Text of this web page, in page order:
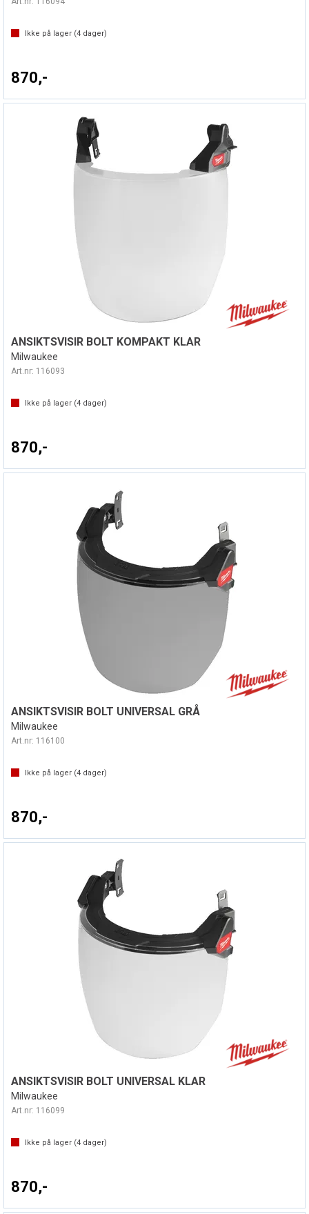
Ikke på lager (4 dager)
870,-
ANSIKTSVISIR BOLT KOMPAKT KLAR
Milwaukee
Art.nr: 116093
Ikke på lager (4 dager)
870,-
ANSIKTSVISIR BOLT UNIVERSAL GRÅ
Milwaukee
Art.nr: 116100
Ikke på lager (4 dager)
870,-
ANSIKTSVISIR BOLT UNIVERSAL KLAR
Milwaukee
Art.nr: 116099
Ikke på lager (4 dager)
870,-